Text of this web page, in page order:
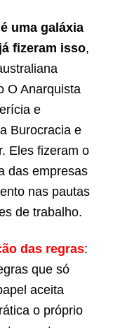
uma galáxia
fizeram isso,
O Anarquista
e
Burocracia e
Eles fizeram o
das empresas
nas pautas
de trabalho.
das regras:
que só
aceita
o próprio